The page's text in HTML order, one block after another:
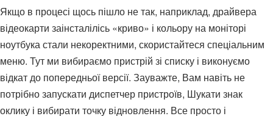
Якщо в процесі щось пішло не так, наприклад, драйвера
відеокарти заінсталілісь «криво» і кольору на моніторі
ноутбука стали некоректними, скористайтеся спеціальним
меню. Тут ми вибираємо пристрій зі списку і виконуємо
відкат до попередньої версії. Зауважте, Вам навіть не
потрібно запускати диспетчер пристроїв, Шукати знак
оклику і вибирати точку відновлення. Все просто і